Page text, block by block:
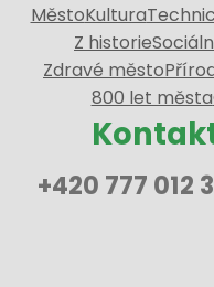
MěstoKultura
Z historie
Zdravé město
800 let města
+420 777 012